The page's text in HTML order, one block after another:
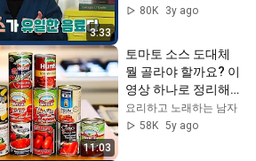
3:33
😅🍅 [옥탑방의 문제
230201 방송
80K
3y ago
11:03
토마토 소스 도대체
뭘 골라야 할까요? 이
영상 하나로 정리해
드립니다 | 토마토 소
스의 모든 것 | 선택의
요리하고 노래하는 남자
58K 5y ago